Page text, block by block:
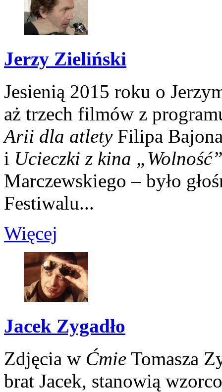
Jerzy Zieliński
Jesienią 2015 roku o
aż trzech filmów z
Arii dla atletyFilipa
i Ucieczki z kina
Marczewskiego – było
Festiwalu...
Więcej
Jacek Zygadło
Zdjęcia w Ćmie Tomasza
brat Jacek, stanowią